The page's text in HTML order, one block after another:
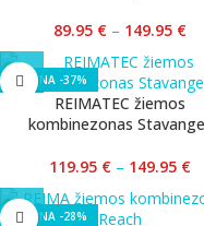
89.95 € – 149.95 €
-37%
REIMATEC žiemos
kombinezonas
119.95 € – 149.95 €
-28%